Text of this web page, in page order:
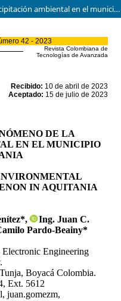
Predicción del fenómeno de la precipitación ambiental en el municipio de Aquitania